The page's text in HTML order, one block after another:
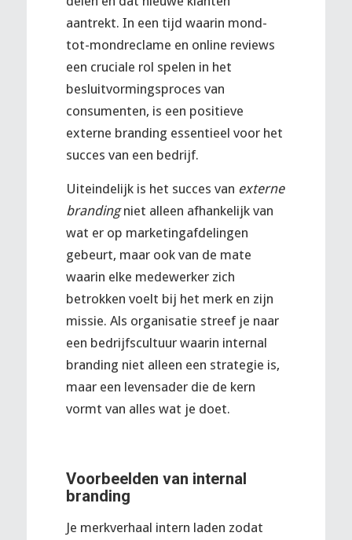
aantrekt. In een tijd waarin mond-
tot-mondreclame en online reviews
een cruciale rol spelen in het
besluitvormingsproces van
consumenten, is een positieve
externe branding essentieel voor het
succes van een bedrijf.
Uiteindelijk is het succes van externe
brandingniet alleen afhankelijk van
wat er op marketingafdelingen
gebeurt, maar ook van de mate
waarin elke medewerker zich
betrokken voelt bij het merk en zijn
missie. Als organisatie streef je naar
een bedrijfscultuur waarin internal
branding niet alleen een strategie is,
maar een levensader die de kern
vormt van alles wat je doet.
Voorbeelden van internal
branding
Je merkverhaal intern laden zodat